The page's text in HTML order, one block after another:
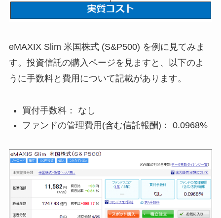
eMAXIX Slim 米国株式 (S&P500) を例に見てみま
す。投資信託の購入ページを見ますと、以下のよ
うに手数料と費用について記載があります。
買付手数料： なし
ファンドの管理費用(含む信託報酬)： 0.0968%